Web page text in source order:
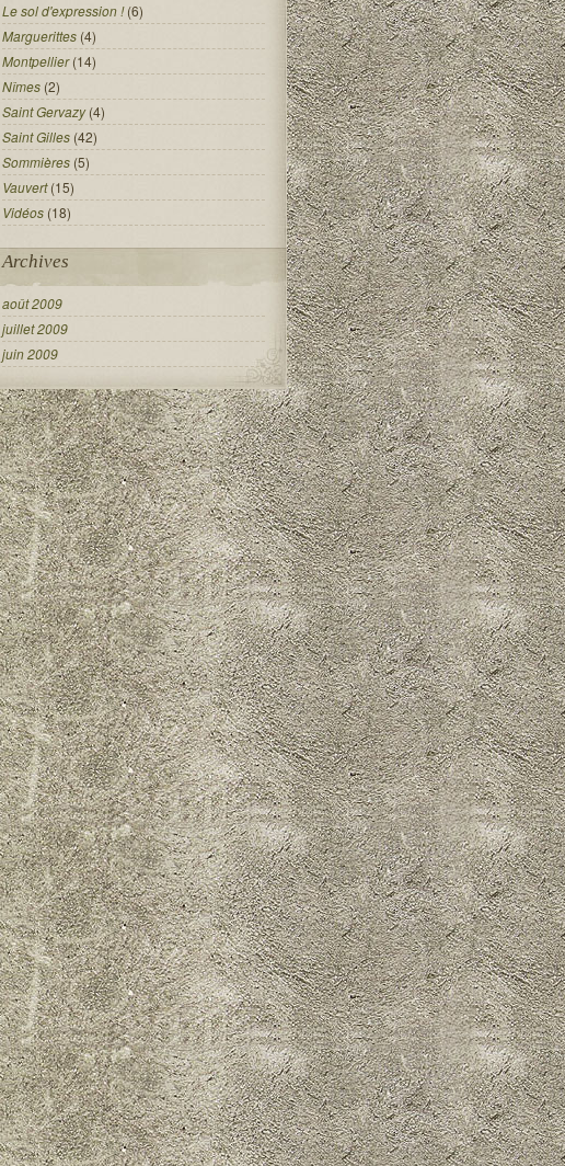
Le sol d'expression !(6)
Marguerittes(4)
Montpellier(14)
Nîmes(2)
Saint Gervazy(4)
Saint Gilles(42)
Sommières(5)
Vauvert(15)
Vidéos(18)
Archives
août 2009
juillet 2009
juin 2009